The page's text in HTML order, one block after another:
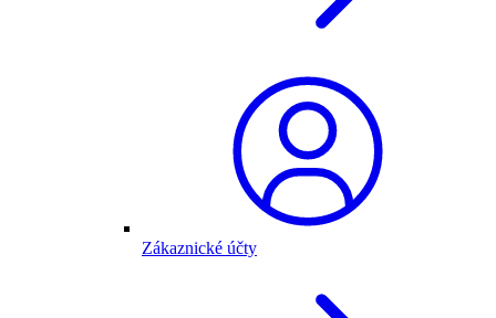
Zákaznické účty